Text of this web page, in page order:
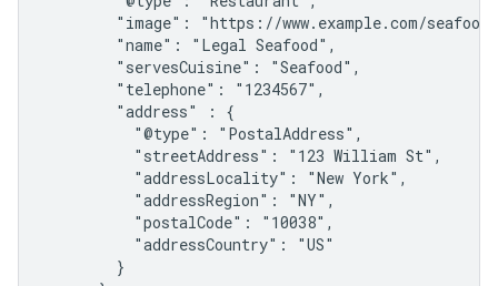
"image": "https://www.example.com/
        "name": "Legal Seafood",
        "servesCuisine": "Seafood",
        "telephone": "1234567",
        "address" : {
          "@type": "PostalAddress",
          "streetAddress": "123 William St",
          "addressLocality": "New York",
          "addressRegion": "NY",
          "postalCode": "10038",
          "addressCountry": "US"
        }